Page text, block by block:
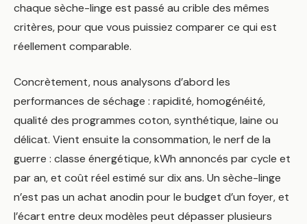
—
Prix
Avis
chaque sèche-linge est passé au crible des mêmes
critères, pour que vous puissiez comparer ce qui est
réellement comparable.
Concrètement, nous analysons d’abord les
performances de séchage : rapidité, homogénéité,
qualité des programmes coton, synthétique, laine ou
délicat. Vient ensuite la consommation, le nerf de la
guerre : classe énergétique, kWh annoncés par cycle et
par an, et coût réel estimé sur dix ans. Un sèche-linge
n’est pas un achat anodin pour le budget d’un foyer, et
l’écart entre deux modèles peut dépasser plusieurs